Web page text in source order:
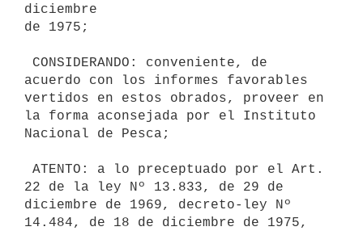
diciembre
de 1975;
acuerdo con los informes favorables
vertidos en estos obrados, proveer en
la forma aconsejada por el Instituto
Nacional de Pesca;
22 de la ley Nº 13.833, de 29 de
diciembre de 1969, decreto-ley Nº
14.484, de 18 de diciembre de 1975,